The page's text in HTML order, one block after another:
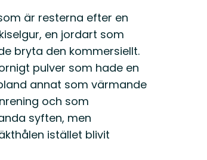
är resterna efter en
en jordart som
bryta den kommersiellt.
pulver som hade en
annat som värmande
och som
syften, men
istället blivit